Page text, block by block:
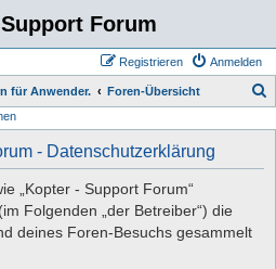
Forum
Anmelden
Registrieren
für Anwender. Foren-Übersicht
- Datenschutzerklärung
„Kopter - Support Forum“
Folgenden „der Betreiber“) die
deines Foren-Besuchs gesammelt